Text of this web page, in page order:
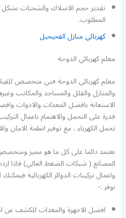
تقدير حجم الاسلاك والشحنات
المطلوب.
كهربائي منازل الفحيحيل
معلم كهربائي الدوحة
معلم كهربائي الدوحة فني متخصص
والمنازل والفلل والمساجد والمكاتب
الاستعانة بافضل المعدات والادوات وافضل
قدرة على التحمل والاهتمام باعمال
تحمل الكهرباء ، مع توفير انظمة الامان
نعتمد دائما على كل ما هو مميز
المصانع ( شبكات الضغط العالي) فاذا
واعمال تركيبات الدوائر الكهربائية
نوفر :-
افضل الاجهزة والمعدات للكشف عن